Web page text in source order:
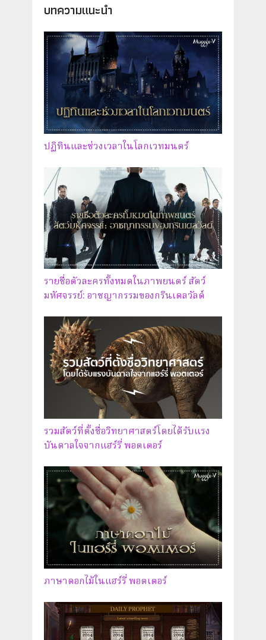
บทความแนะนำ
ปฏิทินและช่วงเวลาในโลกเวทมนตร์
รายชื่อตัวละครทั้งหมดในภาพยนตร์ สัตว์
มหัศจรรย์: อาชญากรรมของกรินเดลวัลด์
รวมสัตว์ที่ตั้งชื่อวิทยาศาสตร์โดยได้รับแรง
บันดาลใจจากแฮร์รี่ พอตเตอร์
ภาษาดอกไม้ในแฮร์รี่ พอตเตอร์